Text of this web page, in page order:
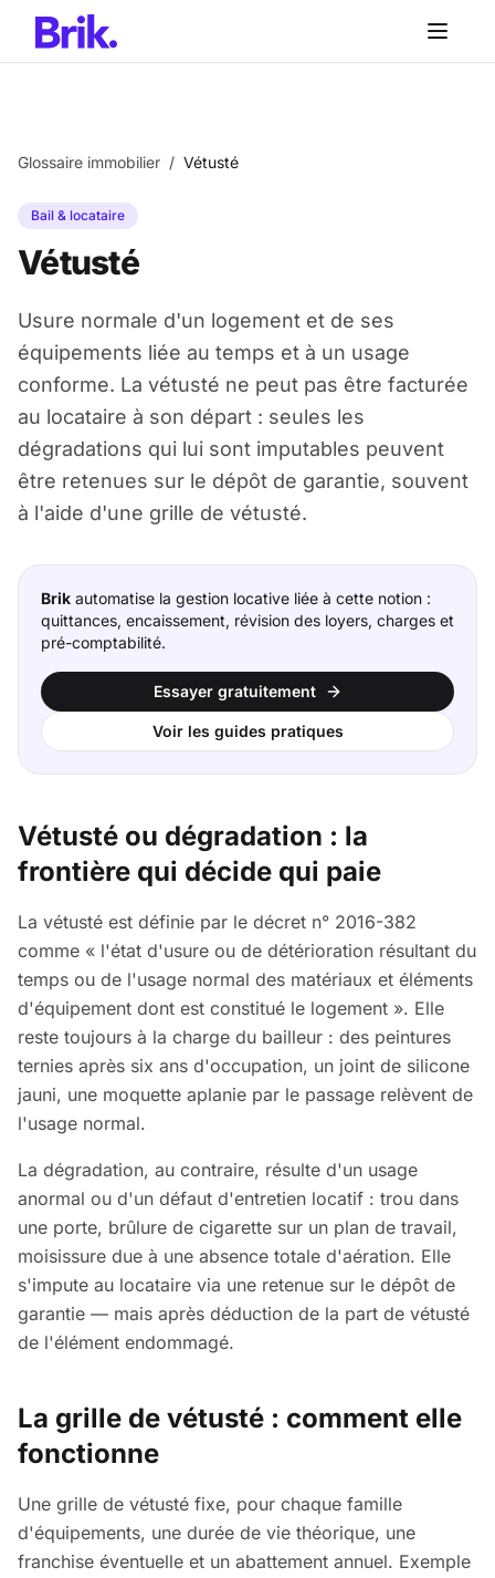
Aller au contenu principal
Aller au contenu principal
Glossaire immobilier / Vétusté
Bail & locataire
Vétusté
Usure normale d'un logement et de ses
équipements liée au temps et à un usage
conforme. La vétusté ne peut pas être facturée
au locataire à son départ : seules les
dégradations qui lui sont imputables peuvent
être retenues sur le dépôt de garantie, souvent
à l'aide d'une grille de vétusté.
Brik automatise la gestion locative liée à cette notion :
quittances, encaissement, révision des loyers, charges et
pré-comptabilité.
Essayer gratuitement
Voir les guides pratiques
Vétusté ou dégradation : la
frontière qui décide qui paie
La vétusté est définie par le décret n° 2016-382
comme « l'état d'usure ou de détérioration résultant du
temps ou de l'usage normal des matériaux et éléments
d'équipement dont est constitué le logement ». Elle
reste toujours à la charge du bailleur : des peintures
ternies après six ans d'occupation, un joint de silicone
jauni, une moquette aplanie par le passage relèvent de
l'usage normal.
La dégradation, au contraire, résulte d'un usage
anormal ou d'un défaut d'entretien locatif : trou dans
une porte, brûlure de cigarette sur un plan de travail,
moisissure due à une absence totale d'aération. Elle
s'impute au locataire via une retenue sur le dépôt de
garantie — mais après déduction de la part de vétusté
de l'élément endommagé.
La grille de vétusté : comment elle
fonctionne
Une grille de vétusté fixe, pour chaque famille
d'équipements, une durée de vie théorique, une
franchise éventuelle et un abattement annuel. Exemple